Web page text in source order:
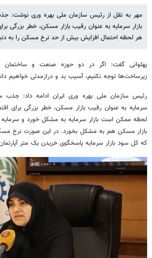
مهر به نقل از رئیس سازمان ملی بهره وری نوشت:
بازار سرمایه به عنوان رقیب بازار مسکن، خطر بزرگی
هر لحظه احتمال افزایش بیش از حد نرخ مسکن را به
پهلوانی گفت: اگر در دو حوزه صنعت و ساختمان
زیرساخت‌ها توجه نکنیم، آسیب بد و درازمدتی خواهیم
رئیس سازمان ملی بهره وری ایران ادامه داد: جذب
سرمایه به عنوان رقیب بازار مسکن، خطر بزرگی برای
لحظه ممکن است بازار سرمایه به مشکل خورد و سرمایه
بازار مسکن هم به مشکل بخورد. در این صورت نرخ
که کل سود بازار سرمایه پاسخگوی خریدن یک متر